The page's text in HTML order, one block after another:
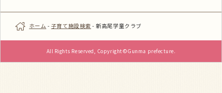
ホーム -子育て施設検索 -新高尾学童クラブ
All Rights Reserved, Copyright©Gunma prefecture.